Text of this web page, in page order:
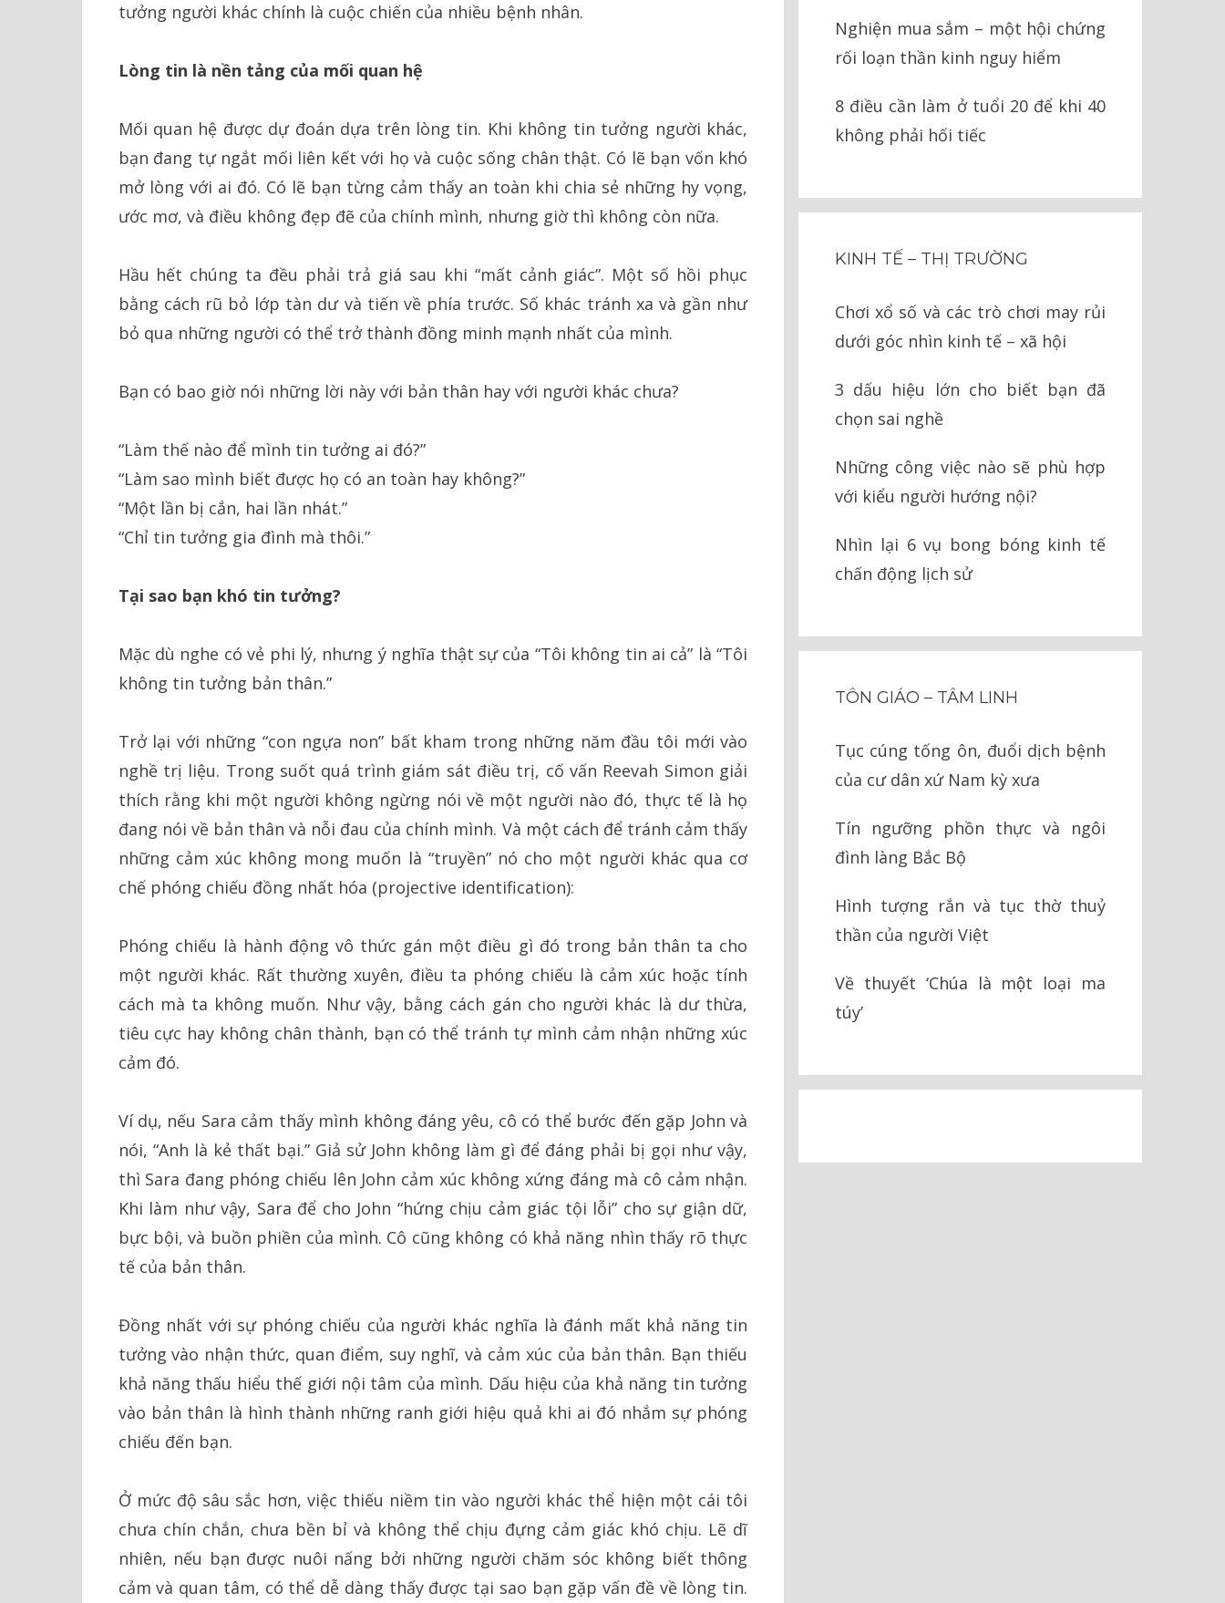
tưởng người khác chính là cuộc chiến của nhiều bệnh nhân.
Lòng tin là nền tảng của mối quan hệ
Mối quan hệ được dự đoán dựa trên lòng tin. Khi không tin tưởng người khác,
bạn đang tự ngắt mối liên kết với họ và cuộc sống chân thật. Có lẽ bạn vốn khó
mở lòng với ai đó. Có lẽ bạn từng cảm thấy an toàn khi chia sẻ những hy vọng,
ước mơ, và điều không đẹp đẽ của chính mình, nhưng giờ thì không còn nữa.
Hầu hết chúng ta đều phải trả giá sau khi “mất cảnh giác”. Một số hồi phục
bằng cách rũ bỏ lớp tàn dư và tiến về phía trước. Số khác tránh xa và gần như
bỏ qua những người có thể trở thành đồng minh mạnh nhất của mình.
Bạn có bao giờ nói những lời này với bản thân hay với người khác chưa?
“Làm thế nào để mình tin tưởng ai đó?”
“Làm sao mình biết được họ có an toàn hay không?”
“Một lần bị cắn, hai lần nhát.”
“Chỉ tin tưởng gia đình mà thôi.”
Tại sao bạn khó tin tưởng?
Mặc dù nghe có vẻ phi lý, nhưng ý nghĩa thật sự của “Tôi không tin ai cả” là “Tôi
không tin tưởng bản thân.”
Trở lại với những “con ngựa non” bất kham trong những năm đầu tôi mới vào
nghề trị liệu. Trong suốt quá trình giám sát điều trị, cố vấn Reevah Simon giải
thích rằng khi một người không ngừng nói về một người nào đó, thực tế là họ
đang nói về bản thân và nỗi đau của chính mình. Và một cách để tránh cảm thấy
những cảm xúc không mong muốn là “truyền” nó cho một người khác qua cơ
chế phóng chiếu đồng nhất hóa (projective identification):
Phóng chiếu là hành động vô thức gán một điều gì đó trong bản thân ta cho
một người khác. Rất thường xuyên, điều ta phóng chiếu là cảm xúc hoặc tính
cách mà ta không muốn. Như vậy, bằng cách gán cho người khác là dư thừa,
tiêu cực hay không chân thành, bạn có thể tránh tự mình cảm nhận những xúc
cảm đó.
Ví dụ, nếu Sara cảm thấy mình không đáng yêu, cô có thể bước đến gặp John và
nói, “Anh là kẻ thất bại.” Giả sử John không làm gì để đáng phải bị gọi như vậy,
thì Sara đang phóng chiếu lên John cảm xúc không xứng đáng mà cô cảm nhận.
Khi làm như vậy, Sara để cho John “hứng chịu cảm giác tội lỗi” cho sự giận dữ,
bực bội, và buồn phiền của mình. Cô cũng không có khả năng nhìn thấy rõ thực
tế của bản thân.
Đồng nhất với sự phóng chiếu của người khác nghĩa là đánh mất khả năng tin
tưởng vào nhận thức, quan điểm, suy nghĩ, và cảm xúc của bản thân. Bạn thiếu
khả năng thấu hiểu thế giới nội tâm của mình. Dấu hiệu của khả năng tin tưởng
vào bản thân là hình thành những ranh giới hiệu quả khi ai đó nhắm sự phóng
chiếu đến bạn.
Ở mức độ sâu sắc hơn, việc thiếu niềm tin vào người khác thể hiện một cái tôi
chưa chín chắn, chưa bền bỉ và không thể chịu đựng cảm giác khó chịu. Lẽ dĩ
nhiên, nếu bạn được nuôi nấng bởi những người chăm sóc không biết thông
cảm và quan tâm, có thể dễ dàng thấy được tại sao bạn gặp vấn đề về lòng tin.
Nghiện mua sắm – một hội chứng
rối loạn thần kinh nguy hiểm
8 điều cần làm ở tuổi 20 để khi 40
không phải hối tiếc
KINH TẾ – THỊ TRƯỜNG
Chơi xổ số và các trò chơi may rủi
dưới góc nhìn kinh tế – xã hội
3 dấu hiệu lớn cho biết bạn đã
chọn sai nghề
Những công việc nào sẽ phù hợp
với kiểu người hướng nội?
Nhìn lại 6 vụ bong bóng kinh tế
chấn động lịch sử
TÔN GIÁO – TÂM LINH
Tục cúng tống ôn, đuổi dịch bệnh
của cư dân xứ Nam kỳ xưa
Tín ngưỡng phồn thực và ngôi
đình làng Bắc Bộ
Hình tượng rắn và tục thờ thuỷ
thần của người Việt
Về thuyết ‘Chúa là một loại ma
túy’